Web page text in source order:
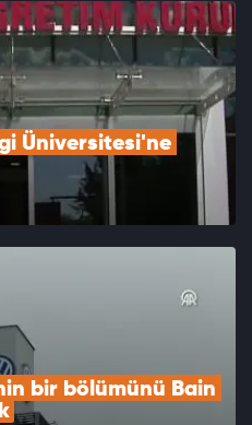
Üniversitesi'ne
bir bölümünü Bain